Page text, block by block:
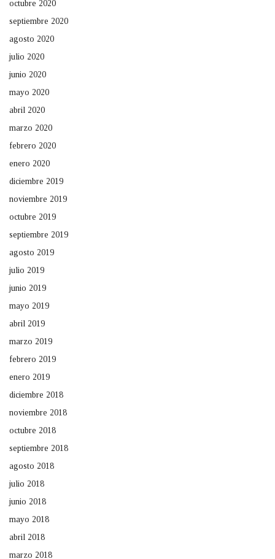
octubre 2020
septiembre 2020
agosto 2020
julio 2020
junio 2020
mayo 2020
abril 2020
marzo 2020
febrero 2020
enero 2020
diciembre 2019
noviembre 2019
octubre 2019
septiembre 2019
agosto 2019
julio 2019
junio 2019
mayo 2019
abril 2019
marzo 2019
febrero 2019
enero 2019
diciembre 2018
noviembre 2018
octubre 2018
septiembre 2018
agosto 2018
julio 2018
junio 2018
mayo 2018
abril 2018
marzo 2018